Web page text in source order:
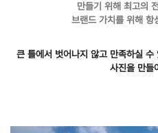
만들기 위해 최고의
브랜드 가치를 위해 항
큰 틀에서 벗어나지 않고 만족하실
사진을 만들